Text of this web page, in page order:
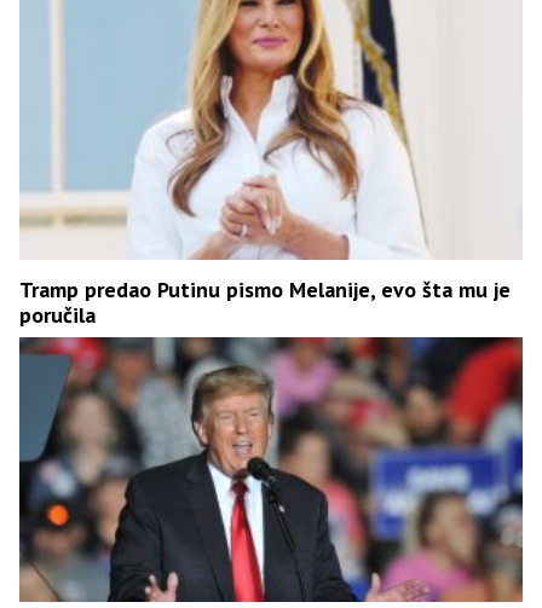
Tramp predao Putinu pismo Melanije, evo šta mu je
poručila